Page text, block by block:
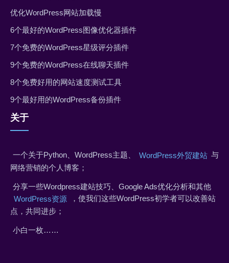
优化WordPress网站加载慢
6个最好的WordPress图像优化器插件
7个免费的WordPress星级评分插件
9个免费的WordPress在线聊天插件
8个免费好用的网站速度测试工具
9个最好用的WordPress备份插件
关于
一个关于Python、WordPress主题、 WordPress外贸建站 与
网络营销的个人博客；
分享一些Wordpress建站技巧、Google Ads优化分析和其他
WordPress资源
，使我们这些WordPress初学者可以改善站
点，共同进步；
小白一枚……